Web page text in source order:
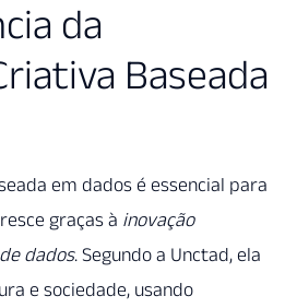
da
Baseada
em dados é essencial para
graças à inovação
dados. Segundo a Unctad, ela
e sociedade, usando